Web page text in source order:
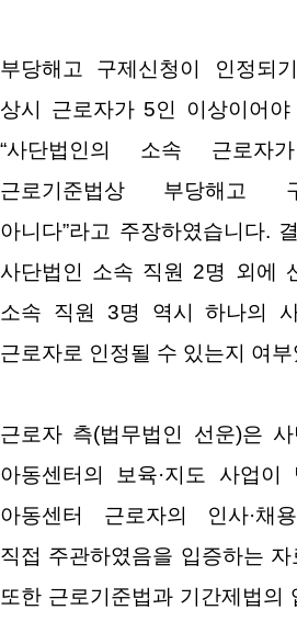
부당해고 구제신청이 인정되
상시 근로자가 5인 이상이어
“사단법인의 소속 근로자
근로기준법상 부당해고
아니다”라고 주장하였습니다.
사단법인 소속 직원 2명 외에
소속 직원 3명 역시 하나의
근로자로 인정될 수 있는지 여
근로자 측(법무법인 선운)은 사
아동센터의 보육·지도 사업이
아동센터 근로자의 인사·채용
직접 주관하였음을 입증하는
또한 근로기준법과 기간제법의